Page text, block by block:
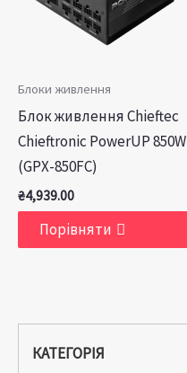
КАТЕГОРІЯ
Блоки живлення
Блок живлення Chieftec
Chieftronic PowerUP 850W
(GPX-850FC)
₴4,939.00
Порівняти